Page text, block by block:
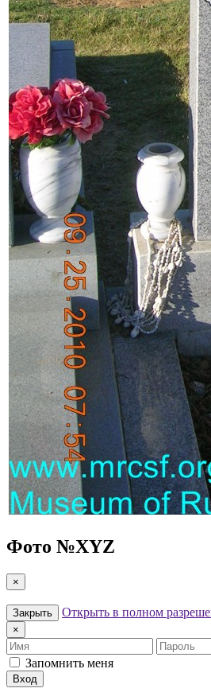
Фото №XYZ
×
Закрыть Открыть в полном
×
Имя
Пароль
Запомнить меня
Вход